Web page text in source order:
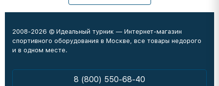
2008-2026 © Идеальный турник — Интернет-магазин
спортивного оборудования в Москве, все товары недорого
и в одном месте.
8 (800) 550-68-40